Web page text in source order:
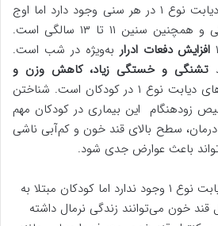
درحالی‌که احتمال ابتلا به دیابت نوع ۱ در هر سنی وجود دارد اما اوج
آن در سنین ۵ تا ۶ سالگی و همچنین سنین ۱۱ تا ۱۳ سالگی است.
افزایش دفعات ادرار به‌ویژه در شب است.
تشنگی و خستگی زیاد، کاهش وزن و
نیز از نشانه‌های دیابت نوع ۱ در کودکان است. شناختن
نوع ۱ و تشخیص زودهنگام این بیماری در کودکان مهم
سطح بالای قند خون و کم‌آبی ناشی
باعث عوارض جدی شود.
اگرچه درمان قطعی برای دیابت نوع ۱ وجود ندارد اما کودکان مبتلا به
خون می‌توانند زندگی نرمال داشته